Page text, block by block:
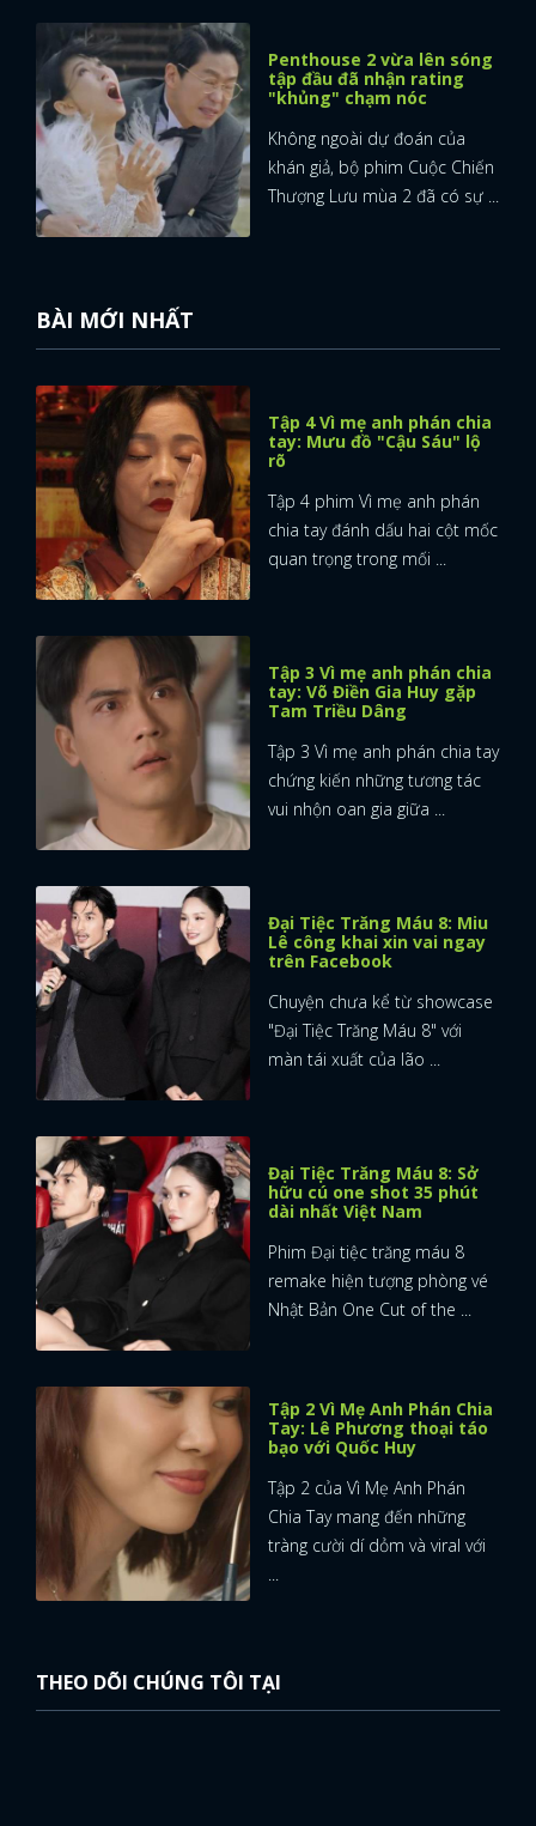
Penthouse 2 vừa lên sóng
tập đầu đã nhận rating
"khủng" chạm nóc
Không ngoài dự đoán của
khán giả, bộ phim Cuộc Chiến
Thượng Lưu mùa 2 đã có sự ...
BÀI MỚI NHẤT
Tập 4 Vì mẹ anh phán chia
tay: Mưu đồ "Cậu Sáu" lộ
rõ
Tập 4 phim Vì mẹ anh phán
chia tay đánh dấu hai cột mốc
quan trọng trong mối ...
Tập 3 Vì mẹ anh phán chia
tay: Võ Điền Gia Huy gặp
Tam Triều Dâng
Tập 3 Vì mẹ anh phán chia tay
chứng kiến những tương tác
vui nhộn oan gia giữa ...
Đại Tiệc Trăng Máu 8: Miu
Lê công khai xin vai ngay
trên Facebook
Chuyện chưa kể từ showcase
"Đại Tiệc Trăng Máu 8" với
màn tái xuất của lão ...
Đại Tiệc Trăng Máu 8: Sở
hữu cú one shot 35 phút
dài nhất Việt Nam
Phim Đại tiệc trăng máu 8
remake hiện tượng phòng vé
Nhật Bản One Cut of the ...
Tập 2 Vì Mẹ Anh Phán Chia
Tay: Lê Phương thoại táo
bạo với Quốc Huy
Tập 2 của Vì Mẹ Anh Phán
Chia Tay mang đến những
tràng cười dí dỏm và viral với
THEO DÕI CHÚNG TÔI TẠI